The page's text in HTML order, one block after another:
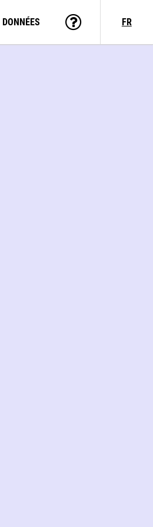
DONNÉES FR